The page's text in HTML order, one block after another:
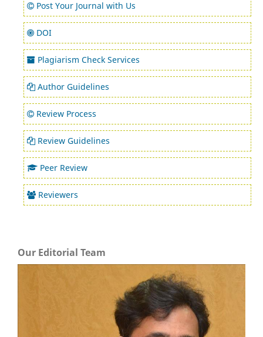
Post Your Journal with Us
DOI
Plagiarism Check Services
Author Guidelines
Review Process
Review Guidelines
Peer Review
Reviewers
Our Editorial Team